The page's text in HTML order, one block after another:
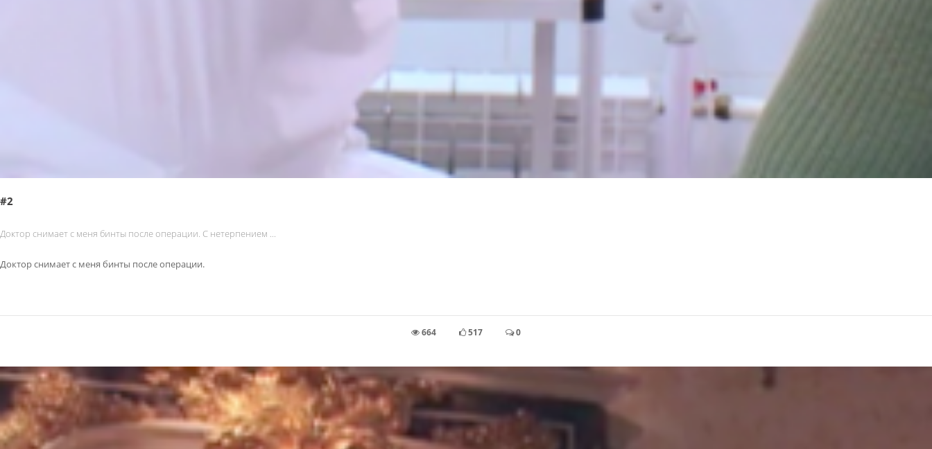
#2
Доктор снимает с меня бинты после операции. С нетерпением ...
Доктор снимает с меня бинты после операции.
664 517 0